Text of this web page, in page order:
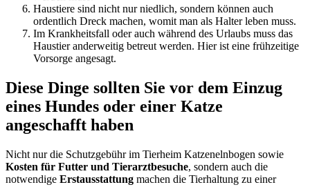
Haustiere sind nicht nur niedlich, sondern können auch
ordentlich Dreck machen, womit man als Halter leben muss.
Im Krankheitsfall oder auch während des Urlaubs muss das
Haustier anderweitig betreut werden. Hier ist eine frühzeitige
Vorsorge angesagt.
Diese Dinge sollten Sie vor dem Einzug
eines Hundes oder einer Katze
angeschafft haben
Nicht nur die Schutzgebühr im Tierheim Katzenelnbogen sowie
Kosten für Futter und Tierarztbesuche, sondern auch die
notwendige Erstausstattung machen die Tierhaltung zu einer